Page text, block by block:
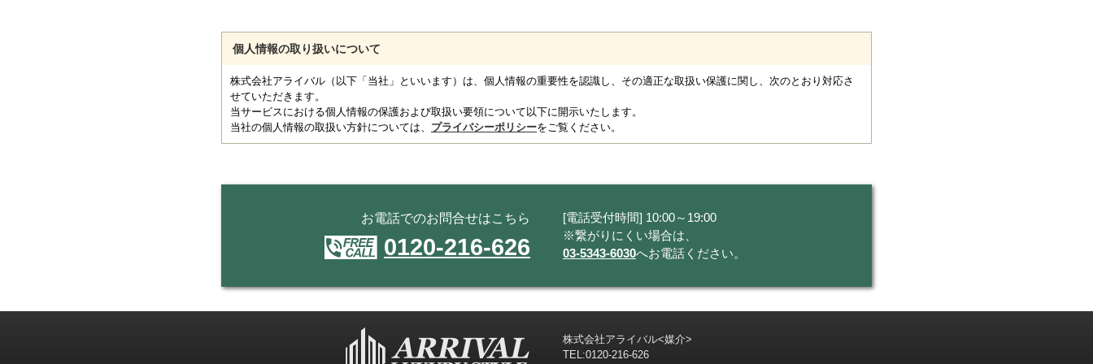
個人情報の取り扱いについて
株式会社アライバル（以下「当社」といいます）は、個人情報の重要性を認識し、その適正な取扱い保護に関し、次のとおり対応さ
せていただきます。
当サービスにおける個人情報の保護および取扱い要領について以下に開示いたします。
当社の個人情報の取扱い方針については、 プライバシーポリシーをご覧ください。
お電話でのお問合せはこちら
0120-216-626
[電話受付時間] 10:00～19:00
※繋がりにくい場合は、
03-5343-6030へお電話ください。
株式会社アライバル<媒介>
TEL:0120-216-626